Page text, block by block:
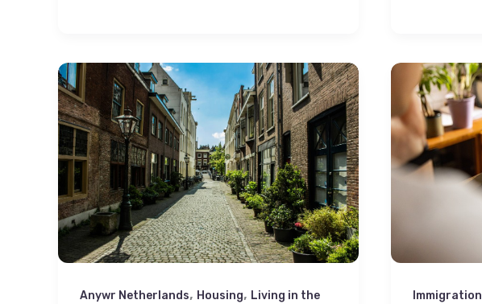
Anywr Netherlands, Housing, Living in the
Immigration